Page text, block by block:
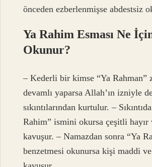
önceden ezberlenmişse abdestsiz
Ya Rahim Esması Ne
Okunur?
– Kederli bir kimse “Ya Rahman”
devamlı yaparsa Allah’ın izniyle
sıkıntılarından kurtulur. –
Rahim” ismini okursa çeşitli hayır
kavuşur. – Namazdan sonra “Ya
benzetmesi okunursa kişi maddi